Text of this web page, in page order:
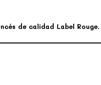
de calidad Label Rouge.